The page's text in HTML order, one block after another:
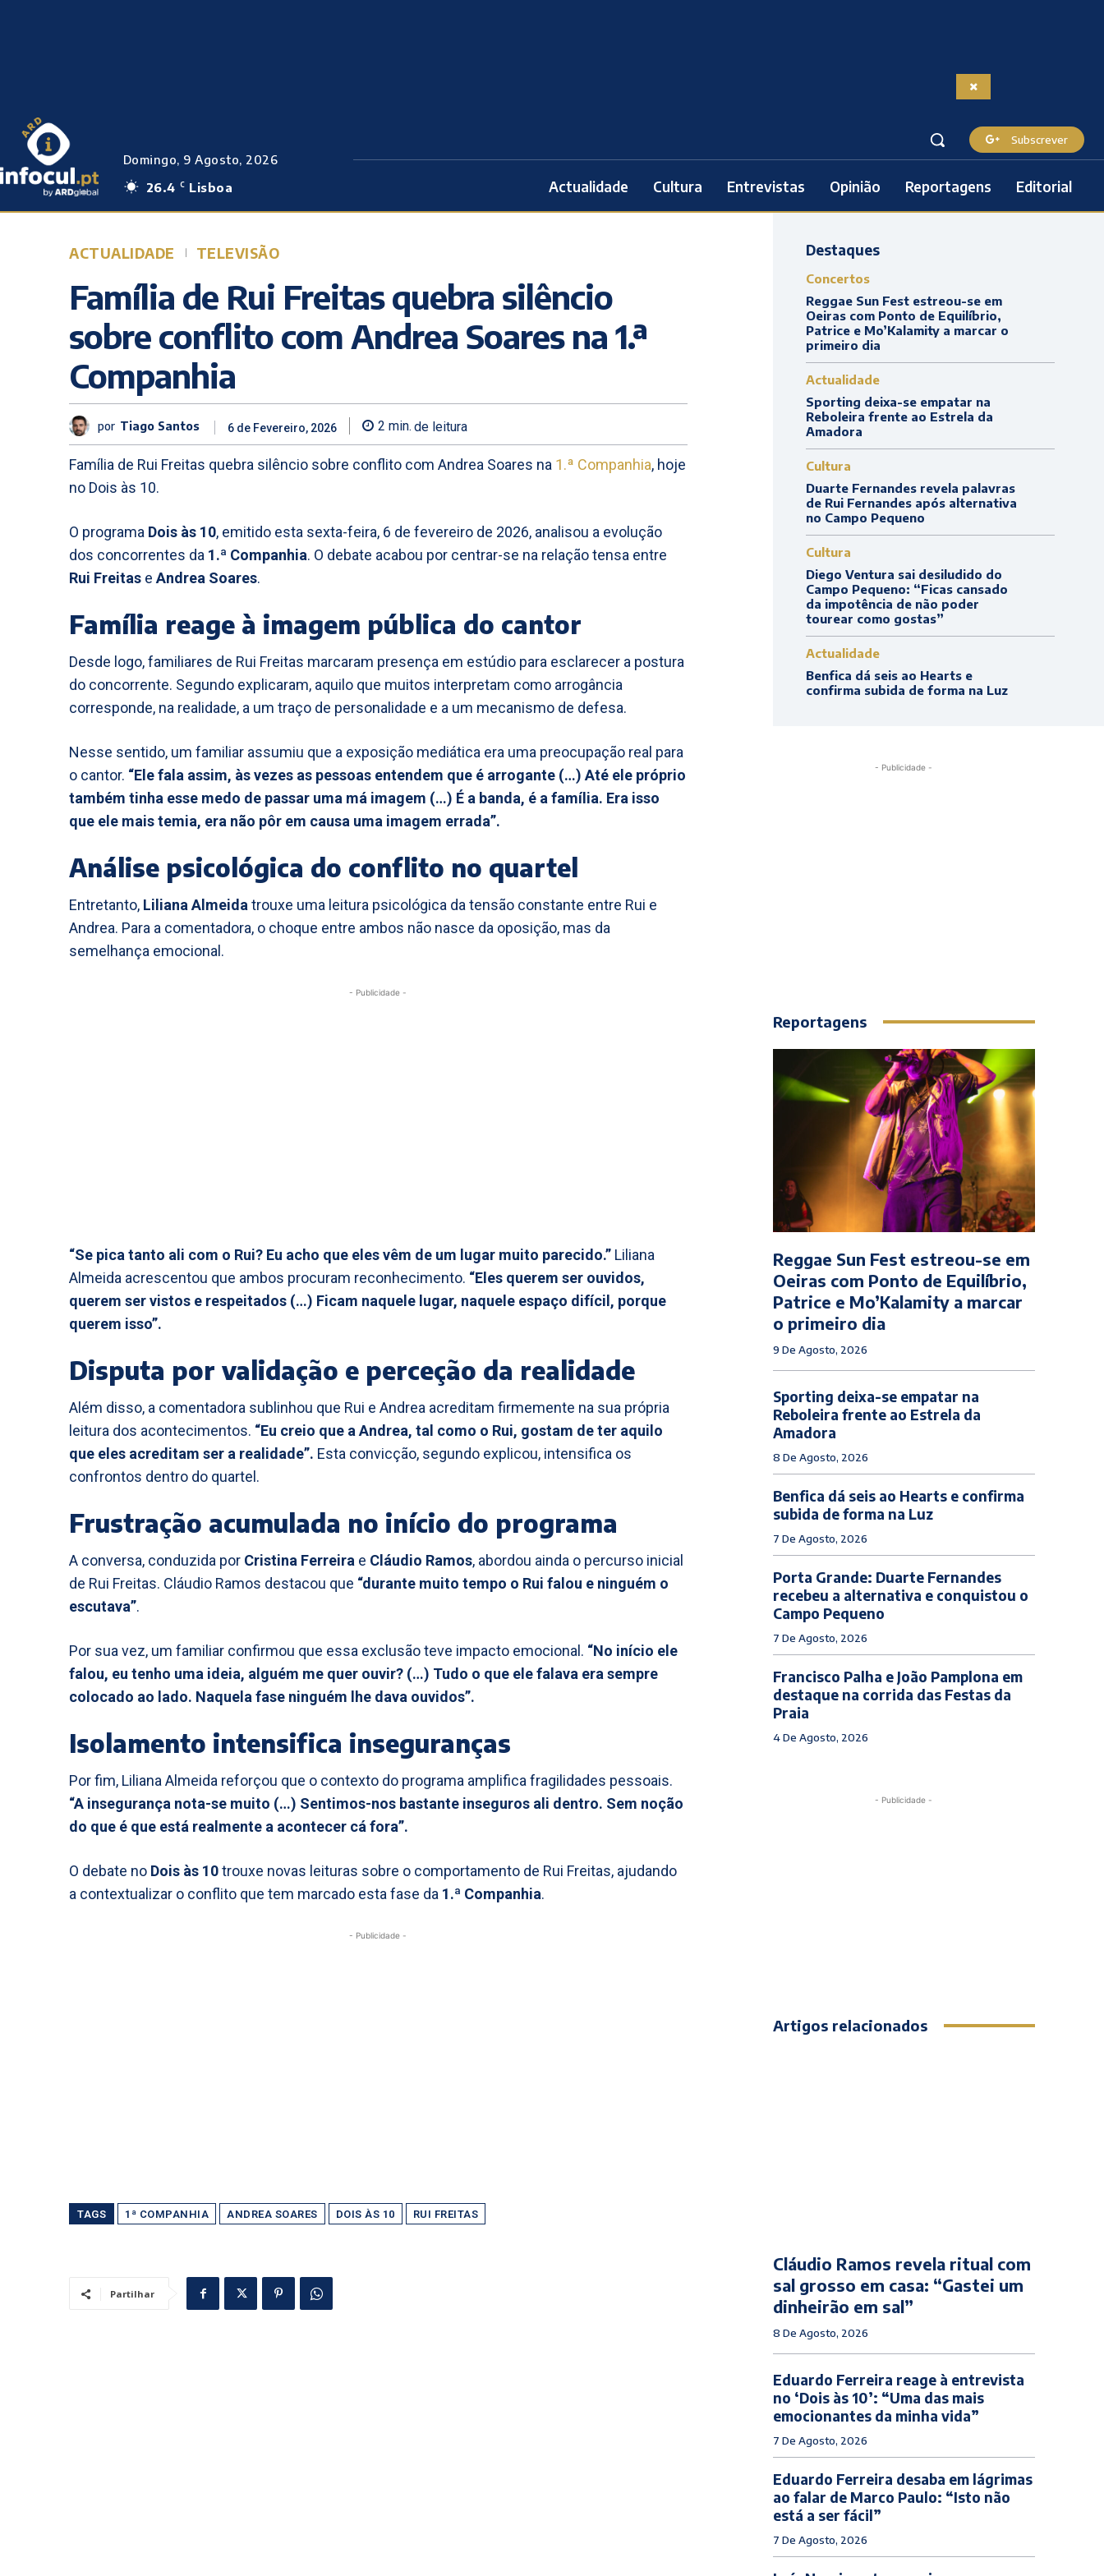
Domingo, 9 Agosto, 2026
26.4 C Lisboa
Subscrever
Actualidade Cultura Entrevistas Opinião Reportagens Editorial
ACTUALIDADE TELEVISÃO
Família de Rui Freitas quebra silêncio
sobre conflito com Andrea Soares na 1.ª
Companhia
por Tiago Santos 6 de Fevereiro, 2026 2 min. de leitura
Família de Rui Freitas quebra silêncio sobre conflito com Andrea Soares na 1.ª Companhia, hoje
no Dois às 10.
O programa Dois às 10, emitido esta sexta-feira, 6 de fevereiro de 2026, analisou a evolução
dos concorrentes da 1.ª Companhia. O debate acabou por centrar-se na relação tensa entre
Rui Freitas e Andrea Soares.
Família reage à imagem pública do cantor
Desde logo, familiares de Rui Freitas marcaram presença em estúdio para esclarecer a postura
do concorrente. Segundo explicaram, aquilo que muitos interpretam como arrogância
corresponde, na realidade, a um traço de personalidade e a um mecanismo de defesa.
Nesse sentido, um familiar assumiu que a exposição mediática era uma preocupação real para
o cantor. “Ele fala assim, às vezes as pessoas entendem que é arrogante (…) Até ele próprio
também tinha esse medo de passar uma má imagem (…) É a banda, é a família. Era isso
que ele mais temia, era não pôr em causa uma imagem errada”.
Análise psicológica do conflito no quartel
Entretanto, Liliana Almeida trouxe uma leitura psicológica da tensão constante entre Rui e
Andrea. Para a comentadora, o choque entre ambos não nasce da oposição, mas da
semelhança emocional.
- Publicidade -
“Se pica tanto ali com o Rui? Eu acho que eles vêm de um lugar muito parecido.” Liliana
Almeida acrescentou que ambos procuram reconhecimento. “Eles querem ser ouvidos,
querem ser vistos e respeitados (…) Ficam naquele lugar, naquele espaço difícil, porque
querem isso”.
Disputa por validação e perceção da realidade
Além disso, a comentadora sublinhou que Rui e Andrea acreditam firmemente na sua própria
leitura dos acontecimentos. “Eu creio que a Andrea, tal como o Rui, gostam de ter aquilo
que eles acreditam ser a realidade”. Esta convicção, segundo explicou, intensifica os
confrontos dentro do quartel.
Frustração acumulada no início do programa
A conversa, conduzida por Cristina Ferreira e Cláudio Ramos, abordou ainda o percurso inicial
de Rui Freitas. Cláudio Ramos destacou que “durante muito tempo o Rui falou e ninguém o
escutava”.
Por sua vez, um familiar confirmou que essa exclusão teve impacto emocional. “No início ele
falou, eu tenho uma ideia, alguém me quer ouvir? (…) Tudo o que ele falava era sempre
colocado ao lado. Naquela fase ninguém lhe dava ouvidos”.
Isolamento intensifica inseguranças
Por fim, Liliana Almeida reforçou que o contexto do programa amplifica fragilidades pessoais.
“A insegurança nota-se muito (…) Sentimos-nos bastante inseguros ali dentro. Sem noção
do que é que está realmente a acontecer cá fora”.
O debate no Dois às 10trouxe novas leituras sobre o comportamento de Rui Freitas, ajudando
a contextualizar o conflito que tem marcado esta fase da 1.ª Companhia.
- Publicidade -
TAGS 1ª COMPANHIA ANDREA SOARES DOIS ÀS 10 RUI FREITAS
Partilhar
Destaques
Concertos
Reggae Sun Fest estreou-se em
Oeiras com Ponto de Equilíbrio,
Patrice e Mo’Kalamity a marcar o
primeiro dia
Actualidade
Sporting deixa-se empatar na
Reboleira frente ao Estrela da
Amadora
Cultura
Duarte Fernandes revela palavras
de Rui Fernandes após alternativa
no Campo Pequeno
Cultura
Diego Ventura sai desiludido do
Campo Pequeno: “Ficas cansado
da impotência de não poder
tourear como gostas”
Actualidade
Benfica dá seis ao Hearts e
confirma subida de forma na Luz
- Publicidade -
Reportagens
Reggae Sun Fest estreou-se em
Oeiras com Ponto de Equilíbrio,
Patrice e Mo’Kalamity a marcar
o primeiro dia
9 De Agosto, 2026
Sporting deixa-se empatar na
Reboleira frente ao Estrela da
Amadora
8 De Agosto, 2026
Benfica dá seis ao Hearts e confirma
subida de forma na Luz
7 De Agosto, 2026
Porta Grande: Duarte Fernandes
recebeu a alternativa e conquistou o
Campo Pequeno
7 De Agosto, 2026
Francisco Palha e João Pamplona em
destaque na corrida das Festas da
Praia
4 De Agosto, 2026
- Publicidade -
Artigos relacionados
Cláudio Ramos revela ritual com
sal grosso em casa: “Gastei um
dinheirão em sal”
8 De Agosto, 2026
Eduardo Ferreira reage à entrevista
no ‘Dois às 10’: “Uma das mais
emocionantes da minha vida”
7 De Agosto, 2026
Eduardo Ferreira desaba em lágrimas
ao falar de Marco Paulo: “Isto não
está a ser fácil”
7 De Agosto, 2026